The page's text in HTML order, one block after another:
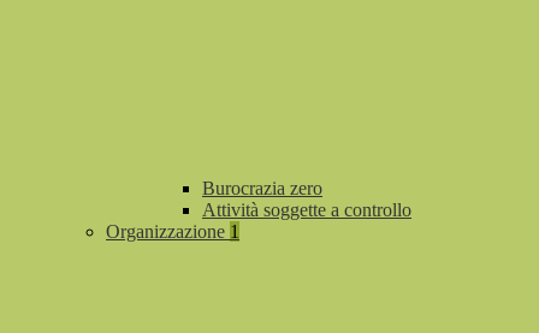
Burocrazia zero
Attività soggette a controllo
Organizzazione 1